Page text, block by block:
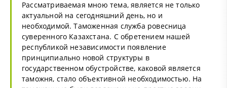
Рассматриваемая мною тема, является не только
актуальной на сегодняшний день, но и
необходимой. Таможенная служба ровесница
суверенного Казахстана. С обретением нашей
республикой независимости появление
принципиально новой структуры в
государственном обустройстве, каковой является
таможня, стало объективной необходимостью. На